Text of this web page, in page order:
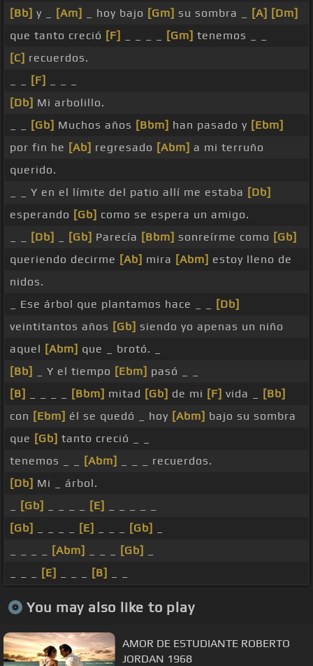
[Bb] y _ [Am] _ hoy bajo [Gm] su sombra _ [A] [Dm]
que tanto creció [F] [Gm] tenemos _ _
[C] recuerdos.
[F]
[Db] Mi arbolillo.
[Gb] Muchos años [Bbm] han pasado y [Ebm]
por fin he [Ab] regresado [Abm] a mi terruño
querido.
_ _ Y en el límite del patio allí me estaba [Db]
esperando [Gb] como se espera un amigo.
[Db] [Gb] Parecía [Bbm] sonreírme como [Gb]
queriendo decirme [Ab] mira [Abm] estoy lleno de
nidos.
_ Ese árbol que plantamos hace _ _
[Db]
veintitantos años [Gb] siendo yo apenas un niño
aquel [Abm] que _ brotó. _
[Bb]
_ Y el tiempo [Ebm] pasó _ _
[B]
[Bbm] mitad [Gb] de mi [F] vida _
[Bb]
con [Ebm] él se quedó _ hoy [Abm] bajo su sombra
que [Gb] tanto creció _ _
tenemos _ _
[Abm]
_ _ _ recuerdos.
[Db] Mi _ árbol.
[Gb] [E]
[Gb]
[E] [Gb]
[Abm] [Gb]
[E] [B]
You may also like to play
AMOR DE ESTUDIANTE ROBERTO
JORDAN 1968